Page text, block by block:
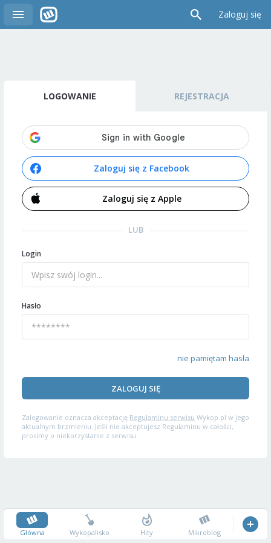
Zaloguj się
LOGOWANIE REJESTRACJA
Zaloguj się z Facebook
Zaloguj się z Apple
LUB
Login
Hasło
nie pamiętam hasła
ZALOGUJ SIĘ
Zalogowanie oznacza akceptację Regulaminu serwisu Wykop.pl w jego
aktualnym brzmieniu. Jeśli nie akceptujesz Regulaminu w całości,
prosimy o niekorzystanie z serwisu.
Główna Wykopalisko Hity Mikroblog